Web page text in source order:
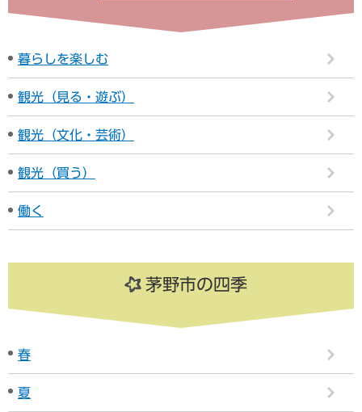
暮らしを楽しむ
観光（見る・遊ぶ）
観光（文化・芸術）
観光（買う）
働く
茅野市の四季
春
夏